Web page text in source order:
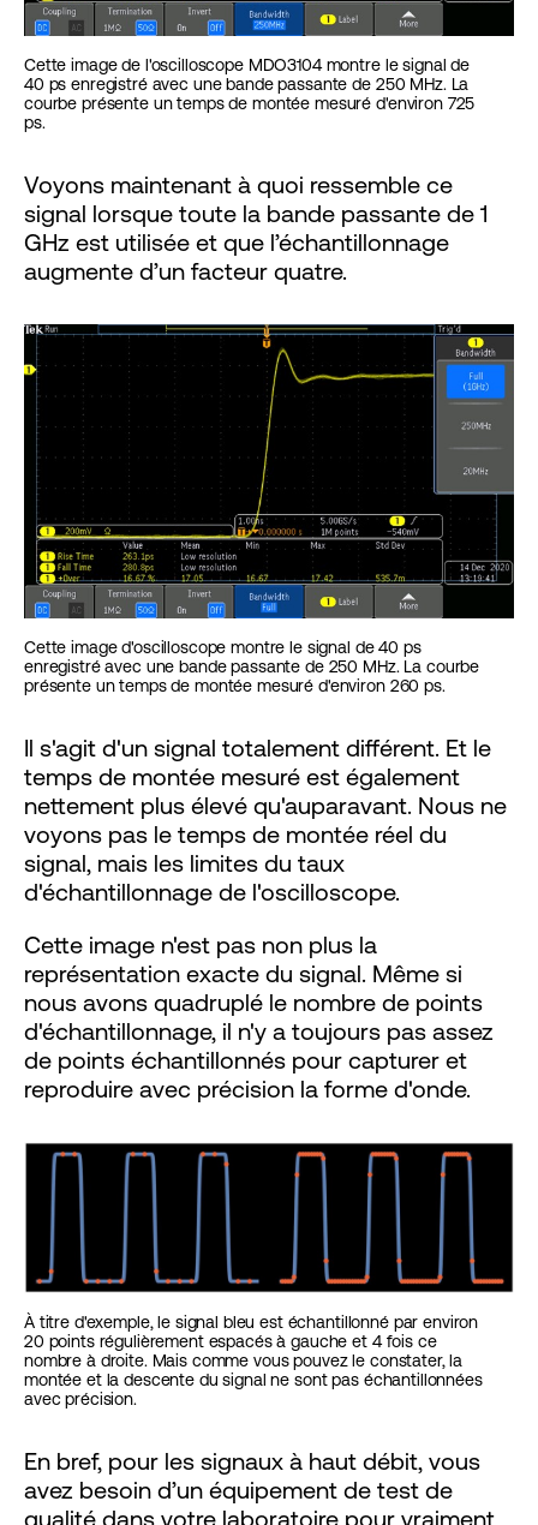
Cette image de l'oscilloscope MDO3104 montre le signal de
40 ps enregistré avec une bande passante de 250 MHz. La
courbe présente un temps de montée mesuré d'environ 725
ps.
Voyons maintenant à quoi ressemble ce
signal lorsque toute la bande passante de 1
GHz est utilisée et que l’échantillonnage
augmente d’un facteur quatre.
Cette image d'oscilloscope montre le signal de 40 ps
enregistré avec une bande passante de 250 MHz. La courbe
présente un temps de montée mesuré d'environ 260 ps.
Il s'agit d'un signal totalement différent. Et le
temps de montée mesuré est également
nettement plus élevé qu'auparavant. Nous ne
voyons pas le temps de montée réel du
signal, mais les limites du taux
d'échantillonnage de l'oscilloscope.
Cette image n'est pas non plus la
représentation exacte du signal. Même si
nous avons quadruplé le nombre de points
d'échantillonnage, il n'y a toujours pas assez
de points échantillonnés pour capturer et
reproduire avec précision la forme d'onde.
À titre d'exemple, le signal bleu est échantillonné par environ
20 points régulièrement espacés à gauche et 4 fois ce
nombre à droite. Mais comme vous pouvez le constater, la
montée et la descente du signal ne sont pas échantillonnées
avec précision.
En bref, pour les signaux à haut débit, vous
avez besoin d’un équipement de test de
qualité dans votre laboratoire pour vraiment